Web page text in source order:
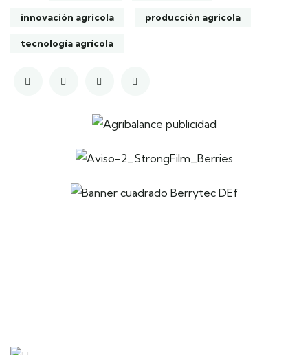
innovación agrícola producción agrícola
tecnología agrícola